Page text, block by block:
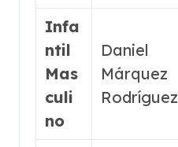
Infa
ntil
Mas
culi
no
Daniel
Márquez
Rodríguez